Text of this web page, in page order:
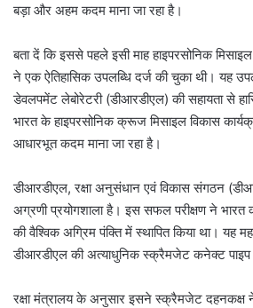
बड़ा और अहम कदम माना जा रहा है।
बता दें कि इससे पहले इसी माह हाइपरसोनिक मिसाइल
ने एक ऐतिहासिक उपलब्धि दर्ज की चुका थी। यह
डेवलपमेंट लेबोरेटरी (डीआरडीएल) की सहायता से
भारत के हाइपरसोनिक क्रूज मिसाइल विकास
आधारभूत कदम माना जा रहा है।
डीआरडीएल, रक्षा अनुसंधान एवं विकास संगठन
अग्रणी प्रयोगशाला है। इस सफल परीक्षण ने भारत
की वैश्विक अग्रिम पंक्ति में स्थापित किया था। यह
डीआरडीएल की अत्याधुनिक स्क्रैमजेट कनेक्ट पाइप
रक्षा मंत्रालय के अनुसार इसने स्क्रैमजेट